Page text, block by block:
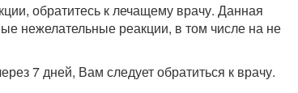
обратитесь к лечащему врачу. Данная
нежелательные реакции, в том числе на не
7 дней, Вам следует обратиться к врачу.